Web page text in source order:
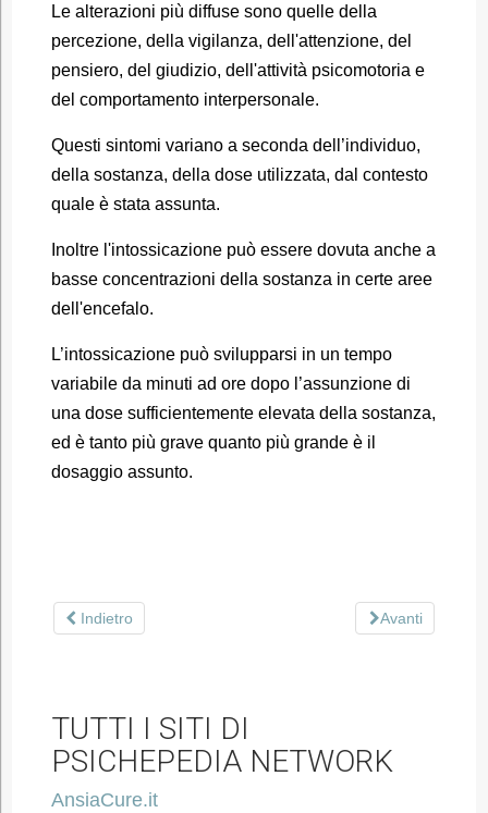
Le alterazioni più diffuse sono quelle della
percezione, della vigilanza, dell'attenzione, del
pensiero, del giudizio, dell'attività psicomotoria e
del comportamento interpersonale.
Questi sintomi variano a seconda dell’individuo,
della sostanza, della dose utilizzata, dal contesto
quale è stata assunta.
Inoltre l'intossicazione può essere dovuta anche a
basse concentrazioni della sostanza in certe aree
dell'encefalo.
L’intossicazione può svilupparsi in un tempo
variabile da minuti ad ore dopo l’assunzione di
una dose sufficientemente elevata della sostanza,
ed è tanto più grave quanto più grande è il
dosaggio assunto.
Indietro Avanti
TUTTI I SITI DI
PSICHEPEDIA NETWORK
AnsiaCure.it